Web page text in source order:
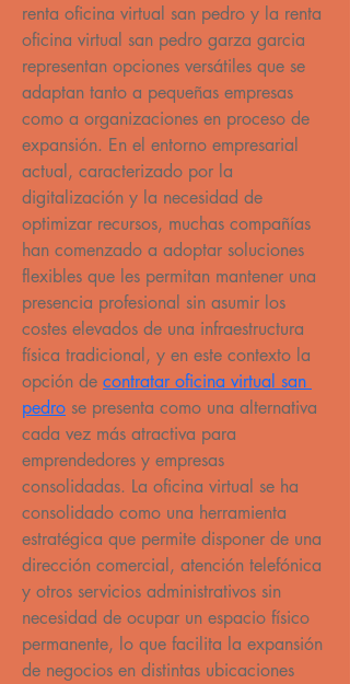
renta oficina virtual san pedro y la renta
oficina virtual san pedro garza garcia
representan opciones versátiles que se
adaptan tanto a pequeñas empresas
como a organizaciones en proceso de
expansión. En el entorno empresarial
actual, caracterizado por la
digitalización y la necesidad de
optimizar recursos, muchas compañías
han comenzado a adoptar soluciones
flexibles que les permitan mantener una
presencia profesional sin asumir los
costes elevados de una infraestructura
física tradicional, y en este contexto la
opción de contratar oficina virtual san
pedro se presenta como una alternativa
cada vez más atractiva para
emprendedores y empresas
consolidadas. La oficina virtual se ha
consolidado como una herramienta
estratégica que permite disponer de una
dirección comercial, atención telefónica
y otros servicios administrativos sin
necesidad de ocupar un espacio físico
permanente, lo que facilita la expansión
de negocios en distintas ubicaciones